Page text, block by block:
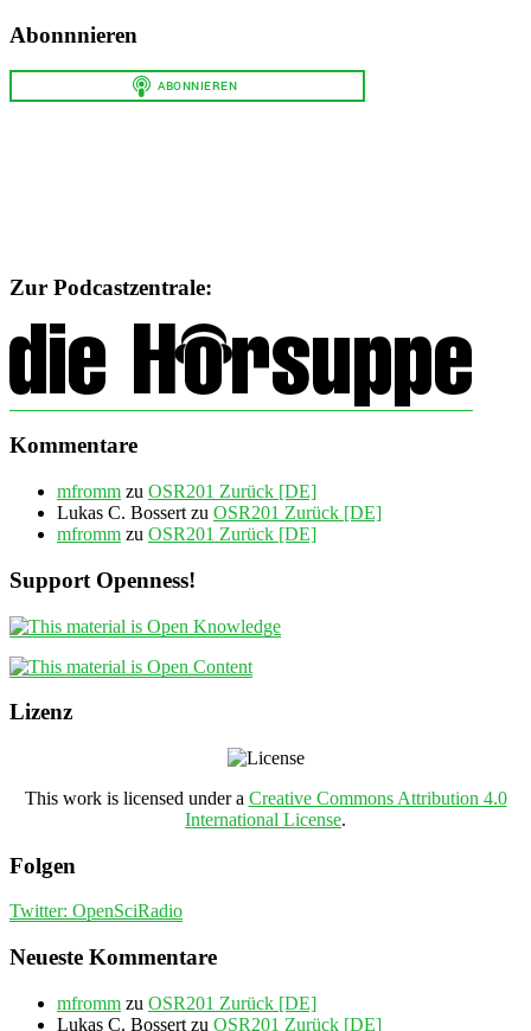
Abonnnieren
Zur Podcastzentrale:
Kommentare
mfromm zu OSR201 Zurück [DE]
Lukas C. Bossert zu OSR201 Zurück [DE]
mfromm zu OSR201 Zurück [DE]
Support Openness!
Lizenz
This work is licensed under a Creative Commons Attribution 4.0
International License.
Folgen
Twitter: OpenSciRadio
Neueste Kommentare
mfromm zu OSR201 Zurück [DE]
Lukas C. Bossert zu OSR201 Zurück [DE]